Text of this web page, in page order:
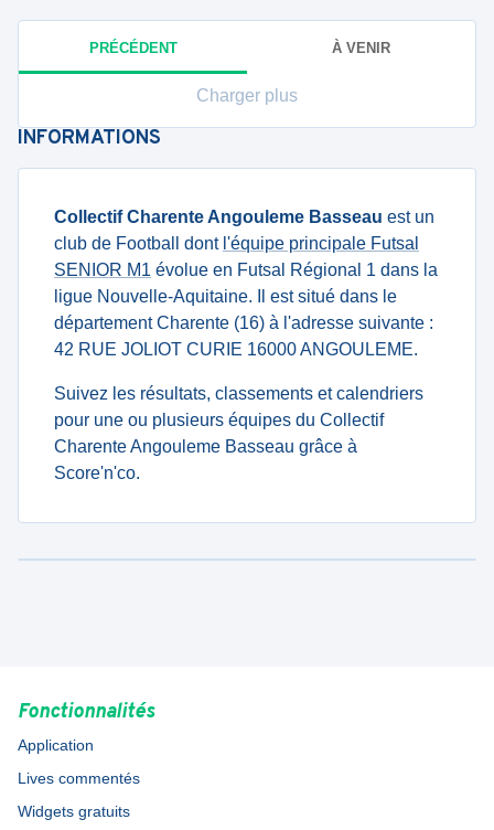
PRÉCÉDENT À VENIR
Charger plus
INFORMATIONS
Collectif Charente Angouleme Basseau est un
club de Football dont l'équipe principale Futsal
SENIOR M1 évolue en Futsal Régional 1 dans la
ligue Nouvelle-Aquitaine. Il est situé dans le
département Charente (16) à l'adresse suivante :
42 RUE JOLIOT CURIE 16000 ANGOULEME.
Suivez les résultats, classements et calendriers
pour une ou plusieurs équipes du Collectif
Charente Angouleme Basseau grâce à
Score'n'co.
Fonctionnalités
Application
Lives commentés
Widgets gratuits